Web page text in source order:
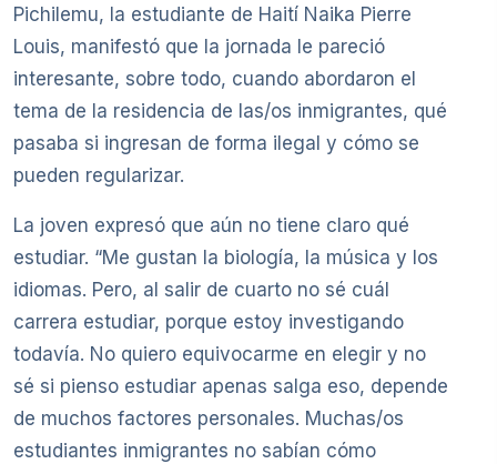
Pichilemu, la estudiante de Haití Naika Pierre
Louis, manifestó que la jornada le pareció
interesante, sobre todo, cuando abordaron el
tema de la residencia de las/os inmigrantes, qué
pasaba si ingresan de forma ilegal y cómo se
pueden regularizar.
La joven expresó que aún no tiene claro qué
estudiar. “Me gustan la biología, la música y los
idiomas. Pero, al salir de cuarto no sé cuál
carrera estudiar, porque estoy investigando
todavía. No quiero equivocarme en elegir y no
sé si pienso estudiar apenas salga eso, depende
de muchos factores personales. Muchas/os
estudiantes inmigrantes no sabían cómo